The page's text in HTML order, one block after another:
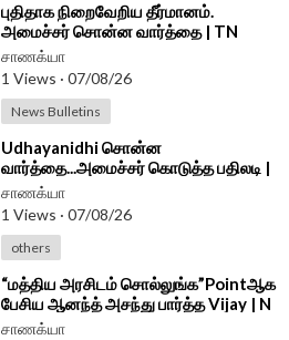
⁣புதிதாக நிறைவேறிய தீர்மானம்.
அமைச்சர் சொன்ன வார்த்தை | TN
Assembly 2026 | DMK | TVK
சாணக்யா
1 Views · 07/08/26
News Bulletins
⁣Udhayanidhi சொன்ன
வார்த்தை...அமைச்சர் கொடுத்த பதிலடி |
Minister Vinoth Speech TN
Assembly 2026
சாணக்யா
1 Views · 07/08/26
others
⁣“மத்திய அரசிடம் சொல்லுங்க”Pointஆக
பேசிய ஆனந்த் அசந்து பார்த்த Vijay | N
Anand Speech at TN Assembly
சாணக்யா